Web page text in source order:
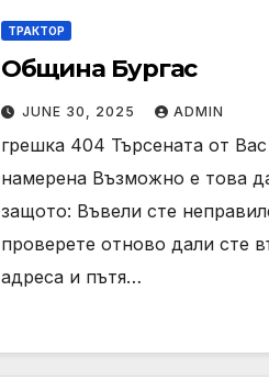
ТРАКТОР
Община Бургас
JUNE 30, 2025 ADMIN
грешка 404 Търсената от
намерена Възможно е това
защото: Въвели сте
проверете отново дали сте
адреса и пътя…